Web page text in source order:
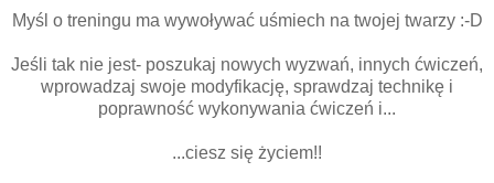
Myśl o treningu ma wywoływać uśmiech na twojej twarzy :-D
Jeśli tak nie jest- poszukaj nowych wyzwań, innych ćwiczeń,
wprowadzaj swoje modyfikację, sprawdzaj technikę i
poprawność wykonywania ćwiczeń i...
...ciesz się życiem!!